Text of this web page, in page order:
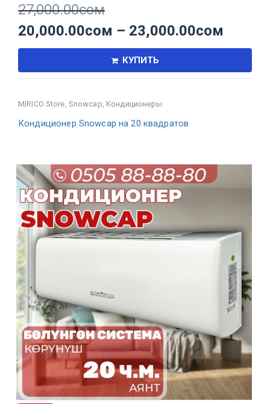
27,000.00сом
20,000.00сом – 23,000.00сом
КУПИТЬ
MIRICO Store Snowcap Кондиционеры
Кондиционер Snowcap на 20 квадратов